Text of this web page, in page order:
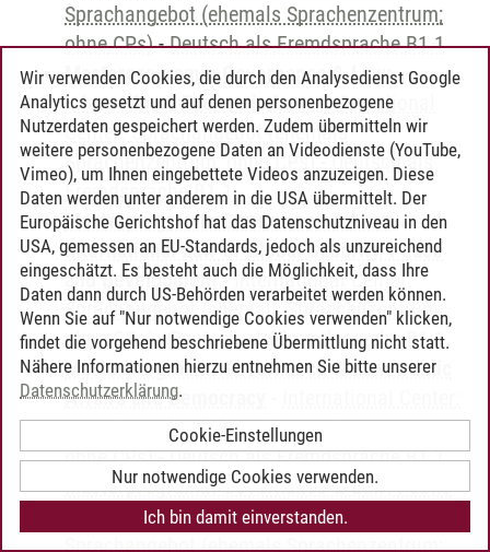
Sprachangebot (ehemals Sprachenzentrum;
ohne CPs)-Deutsch als Fremdsprache B1.1
Masterprogramm Governance & Law:
International Economic Law-International
Center: Sprachangebot (ehemals
Sprachenzentrum; ohne CPs)-Deutsch als
Fremdsprache B1.1
Masterprogramm Governance & Law:
International Law of Global Security, Peace
and Development-International Center:
Sprachangebot (ehemals Sprachenzentrum;
ohne CPs)- Deutsch als Fremdsprache B1.1
Masterprogramm Governance & Law: Public
Affairs and Democracy
Sprachangebot (ehemals Sprachenzentrum;
ohne CPs)-Deutsch als Fremdsprache B1.1
Masterprogramm Governance & Law: Public
Affairs and Economics-International Center:
Sprachangebot (ehemals Sprachenzentrum;
Wir verwenden Cookies, die durch den Analysedienst Google
Analytics gesetzt und auf denen personenbezogene
Nutzerdaten gespeichert werden. Zudem übermitteln wir
weitere personenbezogene Daten an Videodienste (YouTube,
Vimeo), um Ihnen eingebettete Videos anzuzeigen. Diese
Daten werden unter anderem in die USA übermittelt. Der
Europäische Gerichtshof hat das Datenschutzniveau in den
USA, gemessen an EU-Standards, jedoch als unzureichend
eingeschätzt. Es besteht auch die Möglichkeit, dass Ihre
Daten dann durch US-Behörden verarbeitet werden können.
Wenn Sie auf "Nur notwendige Cookies verwenden" klicken,
findet die vorgehend beschriebene Übermittlung nicht statt.
Nähere Informationen hierzu entnehmen Sie bitte unserer
Datenschutzerklärung.
Cookie-Einstellungen
Nur notwendige Cookies verwenden.
Ich bin damit einverstanden.